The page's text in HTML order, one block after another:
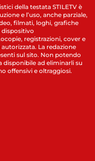
della testata STILETV è
e l’uso, anche parziale,
filmati, loghi, grafiche
dispositivo
registrazioni, cover e
La redazione
sul sito. Non potendo
ad eliminarli su
offensivi e oltraggiosi.